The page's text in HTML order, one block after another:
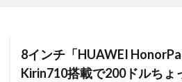
8インチ「HUAWEI
Kirin710搭載で200ドルちょ